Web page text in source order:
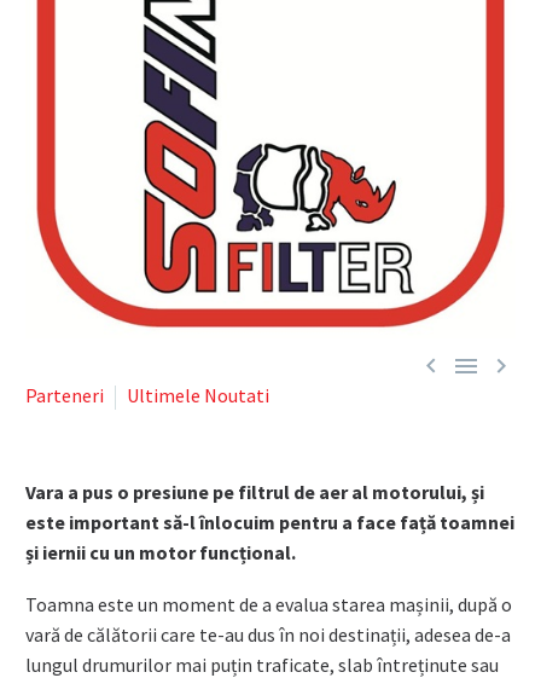
  
Parteneri Ultimele Noutati
Vara a pus o presiune pe filtrul de aer al motorului, și
este important să-l înlocuim pentru a face față toamnei
și iernii cu un motor funcțional.
Toamna este un moment de a evalua starea mașinii, după o
vară de călătorii care te-au dus în noi destinații, adesea de-a
lungul drumurilor mai puțin traficate, slab întreținute sau